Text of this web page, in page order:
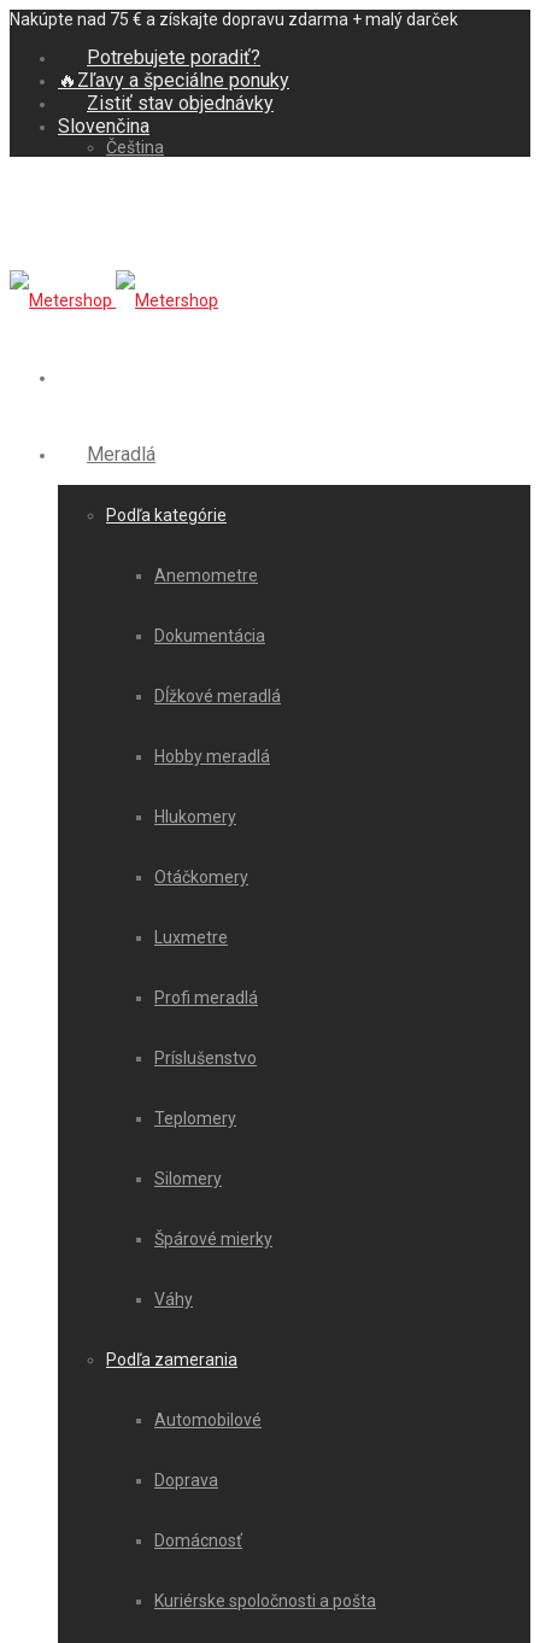
Nakúpte nad 75 € a získajte dopravu zdarma + malý darček
Potrebujete poradiť?
🔥Zľavy a špeciálne ponuky
Zistiť stav objednávky
Slovenčina
Čeština
Meradlá
Podľa kategórie
Anemometre
Dokumentácia
Dĺžkové meradlá
Hobby meradlá
Hlukomery
Otáčkomery
Luxmetre
Profi meradlá
Príslušenstvo
Teplomery
Silomery
Špárové mierky
Váhy
Podľa zamerania
Automobilové
Doprava
Domácnosť
Kuriérske spoločnosti a pošta